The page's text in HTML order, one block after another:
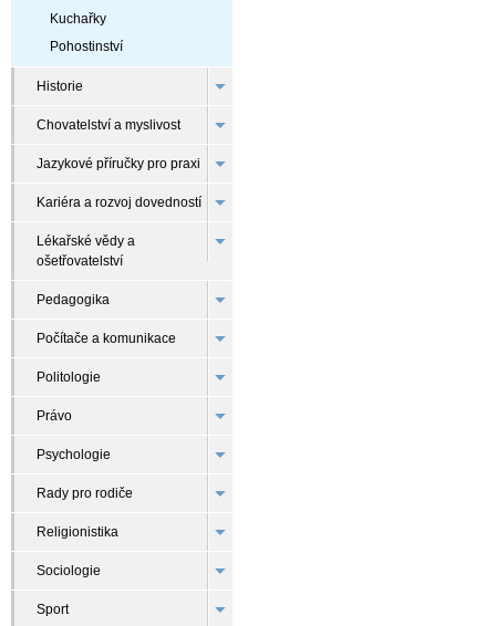
Kuchařky
Pohostinství
Historie
Chovatelství a myslivost
Jazykové příručky pro praxi
Kariéra a rozvoj dovedností
Lékařské vědy a
ošetřovatelství
Pedagogika
Počítače a komunikace
Politologie
Právo
Psychologie
Rady pro rodiče
Religionistika
Sociologie
Sport